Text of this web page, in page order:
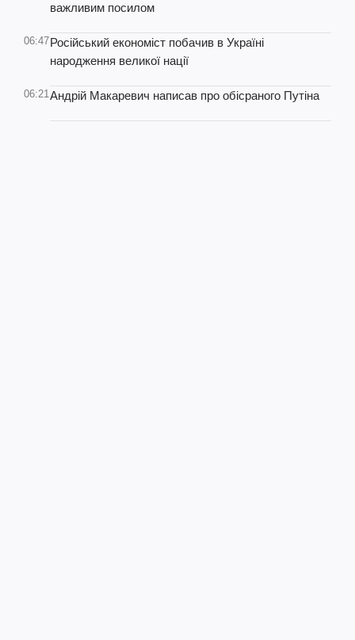
важливим посилом
06:47Російський економіст побачив в Україні
народження великої нації
06:21Андрій Макаревич написав про обісраного Путіна